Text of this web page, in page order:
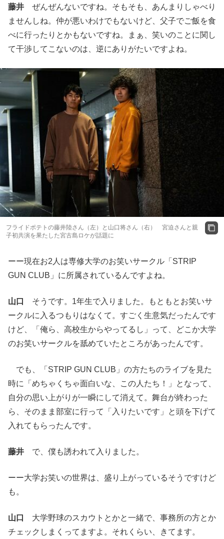
藤井 ぜんぜんないですね。そもそも、あんまりしゃべり
ませんしね。仲が悪いわけでもないけど、父子でご飯を食
べに行ったりとかもないですね。まぁ、笑いのことに関し
て干渉してこないのは、逆にありがたいですよね。
フライドポテトの藤井陸さん（左）と山口将さん（右） 宮迫さんと親
子初共演を果たした宮古島ロケが話題に
ーー現在お2人は専修大学のお笑いサークル「STRIP
GUN CLUB」に所属されているんですよね。
山口
そうです。1年生で入りました。もともとお笑いサ
ークルに入るつもりはなくて。すごく生意気だったんです
けど、「俺ら、高校生からやってるし」って、どこか大学
のお笑いサークルを舐めていたところがあったんです。
でも、「STRIP GUN CLUB」の方たちのライブを見た
時に「めちゃくちゃ面白いな、この人たち！」となって、
自分の思い上がりが一瞬にして消えて。舞台が終わった
ら、そのまま部室に行って「入りたいです」と頭を下げて
入れてもらったんです。
藤井 で、僕も誘われて入りました。
ーー大学お笑いの世界は、盛り上がっているそうですけど
も。
山口
大学野球のスカウトとかと一緒で、事務所の方とか
チェックしまくってますよ。それくらい、きてます。